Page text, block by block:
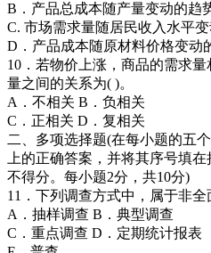
B．产品总成本随产量变动的趋
C. 市场需求量随居民收入水平
D．产品成本随原材料价格变动
10．若物价上涨，商品的需求
量之间的关系为( )。
A．不相关 B．负相关
C．正相关 D．复相关
二、多项选择题(在每小题的五
上的正确答案，并将其序号填
不得分。每小题2分，共10分)
11．下列调查方式中，属于非全
A．抽样调查 B．典型调查
C．重点调查 D．定期统计报表